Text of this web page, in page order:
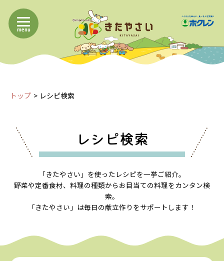
menu
トップ レシピ検索
レシピ検索
「きたやさい」を使ったレシピを一挙ご紹介。
野菜や定番食材、料理の種類からお目当ての料理をカンタン検
索。
「きたやさい」は毎日の献立作りをサポートします！